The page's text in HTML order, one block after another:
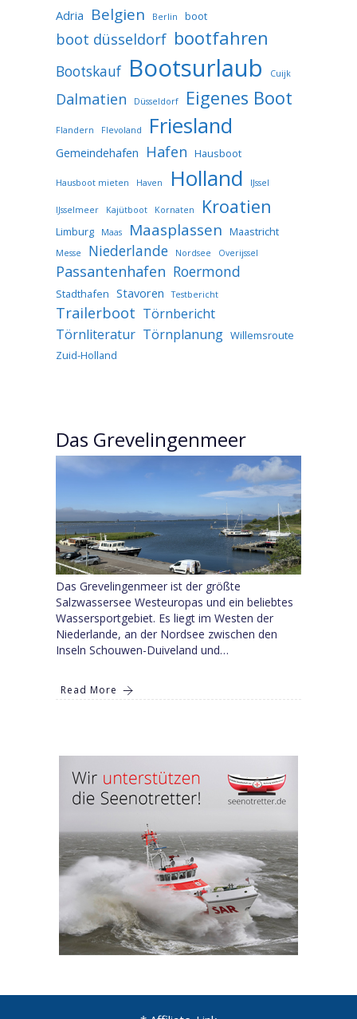
Adria Belgien Berlin boot
boot düsseldorf bootfahren
Bootskauf Bootsurlaub Cuijk
Dalmatien Düsseldorf Eigenes Boot
Flandern Flevoland Friesland
Gemeindehafen Hafen Hausboot
Hausboot mieten Haven Holland IJssel
IJsselmeer Kajütboot Kornaten Kroatien
Limburg Maas Maasplassen Maastricht
Messe Niederlande Nordsee Overijssel
Passantenhafen Roermond
Stadthafen Stavoren Testbericht
Trailerboot Törnbericht
Törnliteratur Törnplanung Willemsroute
Zuid-Holland
Das Grevelingenmeer
Das Grevelingenmeer ist der größte
Salzwassersee Westeuropas und ein beliebtes
Wassersportgebiet. Es liegt im Westen der
Niederlande, an der Nordsee zwischen den
Inseln Schouwen-Duiveland und…
Read More